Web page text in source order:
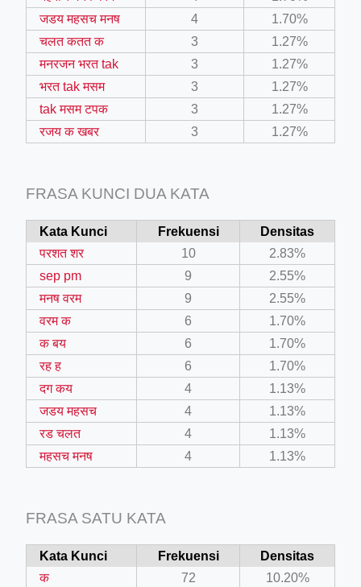
crew-neck-navy-blue/
feed-calculator
जडय महसच मनष
4
1.70%
चलत कतत क
3
1.27%
मनरजन भरत tak
3
1.27%
भरत tak मसम
3
1.27%
tak मसम टपक
3
1.27%
रजय क खबर
3 1.27%
FRASA KUNCI DUA KATA
Kata Kunci Frekuensi
Densitas
परशत शर
10
2.83%
sep pm
9
2.55%
मनष वरम
9
2.55%
वरम क
6
1.70%
क बय
6
1.70%
रह ह
6
1.70%
दग कय
4
1.13%
जडय महसच
4
1.13%
रड चलत
4
1.13%
महसच मनष
4 1.13%
FRASA SATU KATA
Kata Kunci Frekuensi
Densitas
क
72
10.20%